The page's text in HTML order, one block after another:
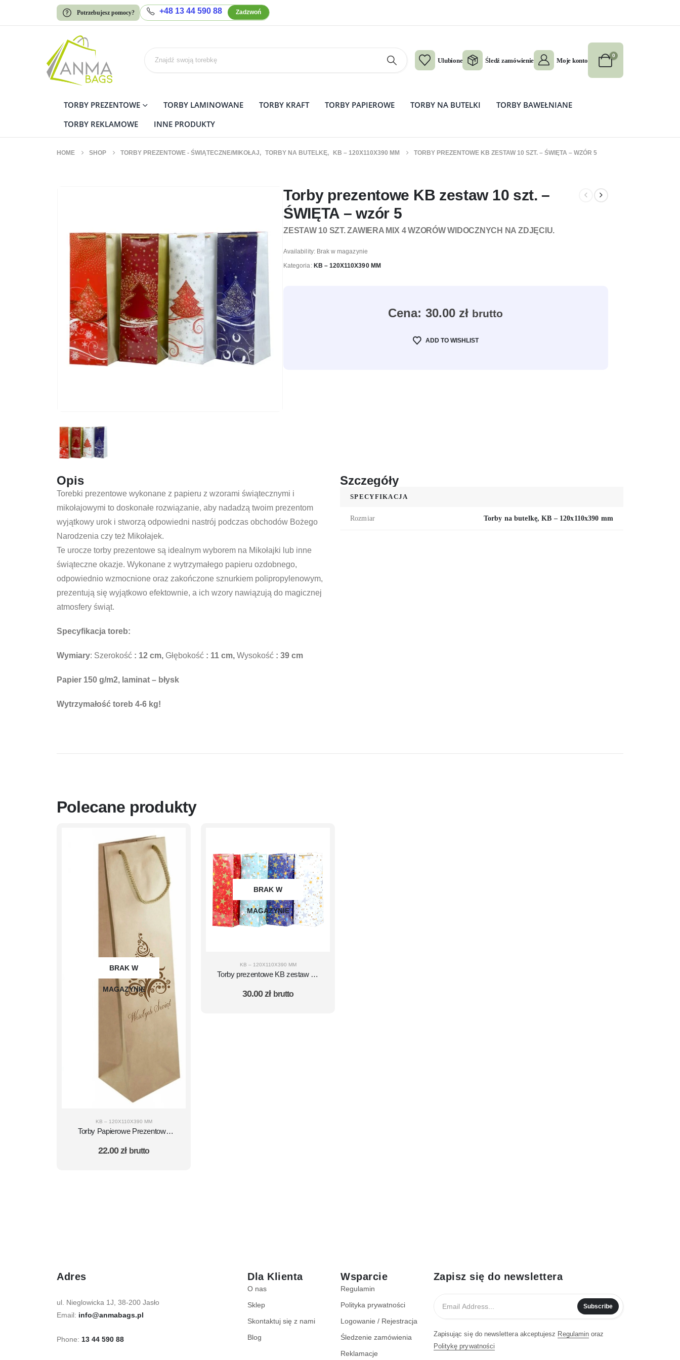
Potrzebujesz pomocy? +48 13 44 590 88 Zadzwoń
Ulubione Śledź zamówienie Moje konto
0
TORBY PREZENTOWE TORBY LAMINOWANE TORBY KRAFT TORBY PAPIEROWE TORBY NA BUTELKI
TORBY BAWEŁNIANE
TORBY REKLAMOWE
INNE PRODUKTY
HOME SHOP TORBY PREZENTOWE - ŚWIĄTECZNE/MIKOŁAJ, TORBY NA BUTELKĘ, KB – 120X110X390 MM TORBY PREZENTOWE KB ZESTAW 10 SZT. – ŚWIĘTA – WZÓR 5
Torby prezentowe KB zestaw 10 szt. –
ŚWIĘTA – wzór 5
ZESTAW 10 SZT. ZAWIERA MIX 4 WZORÓW WIDOCZNYCH NA ZDJĘCIU.
Availability: Brak w magazynie
Kategoria: KB – 120X110X390 MM
30.00 zł brutto
ADD TO WISHLIST
Opis
Torebki prezentowe wykonane z papieru z wzorami świątecznymi i
mikołajowymi to doskonałe rozwiązanie, aby nadadzą twoim prezentom
wyjątkowy urok i stworzą odpowiedni nastrój podczas obchodów Bożego
Narodzenia czy też Mikołajek.
Te urocze torby prezentowe są idealnym wyborem na Mikołajki lub inne
świąteczne okazje. Wykonane z wytrzymałego papieru ozdobnego,
odpowiednio wzmocnione oraz zakończone sznurkiem polipropylenowym,
prezentują się wyjątkowo efektownie, a ich wzory nawiązują do magicznej
atmosfery świąt.
Specyfikacja toreb:
Wymiary: Szerokość : 12 cm, Głębokość : 11 cm, Wysokość : 39 cm
Papier 150 g/m2, laminat – błysk
Wytrzymałość toreb 4-6 kg!
Szczegóły
SPECYFIKACJA
Rozmiar Torby na butelkę, KB – 120x110x390 mm
Polecane produkty
BRAK W
MAGAZYNIE
KB – 120X110X390 MM
Torby Papierowe Prezentowe
Świąteczne - zestaw 10 szt.
22.00zł brutto
BRAK W
MAGAZYNIE
KB – 120X110X390 MM
Torby prezentowe KB zestaw 10
30.00zł brutto
Adres
ul. Nieglowicka 1J, 38-200 Jasło
Email: info@anmabags.pl
Phone: 13 44 590 88
Dla Klienta
O nas
Sklep
Skontaktuj się z nami
Blog
Wsparcie
Regulamin
Polityka prywatności
Logowanie / Rejestracja
Śledzenie zamówienia
Reklamacje
Zapisz się do newslettera
Subscribe
Zapisując się do newslettera akceptujesz Regulamin oraz
Politykę prywatności